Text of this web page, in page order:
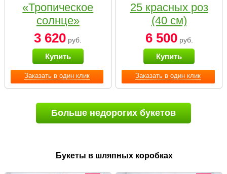
Заказать в один клик
«Тропическое
солнце»
3 620 руб.
Купить
Заказать в один клик
25 красных роз
(40 см)
6 500руб.
Купить
Больше недорогих букетов
Букеты в шляпных коробках